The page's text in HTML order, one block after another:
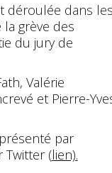
déroulée dans
la grève des
du jury de
Valérie
et Pierre-
par
Twitter (lien).